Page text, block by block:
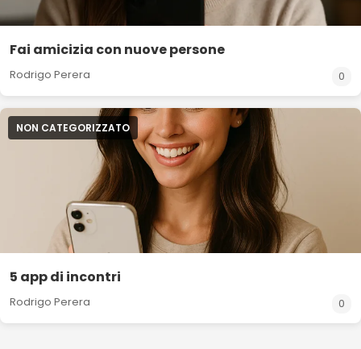
Fai amicizia con nuove persone
Rodrigo Perera 0
NON CATEGORIZZATO
5 app di incontri
Rodrigo Perera 0